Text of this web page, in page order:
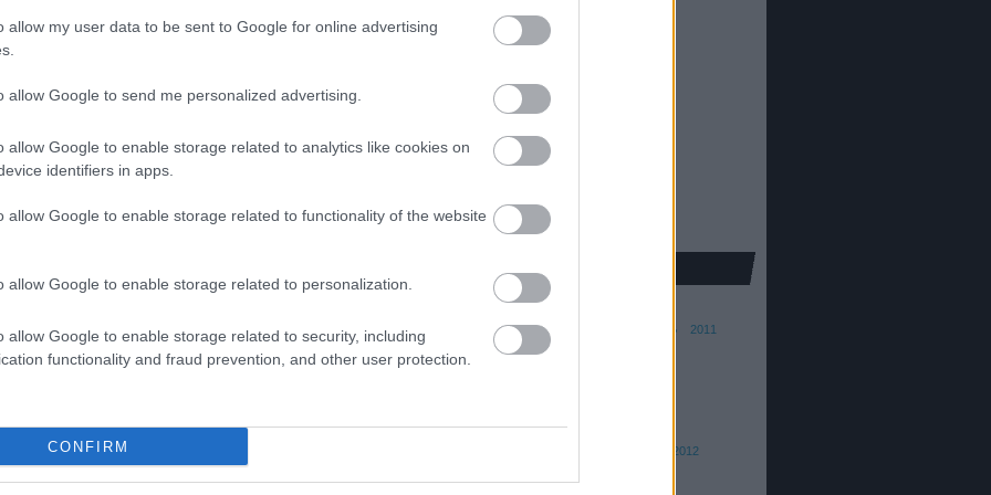
allow my user data to be sent to Google for online advertising
allow Google to send me personalized advertising.
allow Google to enable storage related to analytics like cookies on
identifiers in apps.
allow Google to enable storage related to functionality of the website
allow Google to enable storage related to personalization.
allow Google to enable storage related to security, including
functionality and fraud prevention, and other user protection.
CONFIRM
Aniston már 2002-ben a "Good Girl"-ben
Ezen kívül, sem a "Derailed", de a "Friends with
Válasz erre
az a típusú film, amely komoly versenyző lehet a
csak annyit tett, hogy nem tett semmi olyat, amit
kerestem, hogy ebben hol van Felicity Huffman,
jesszus! Nagyon kíváncsi leszek a szinkronjára,
nominee... és Sam Worthington. :D
81)
(5319
irodalom(22)
jatekhaz(
)
offtopic
30
zene
139
Zalaba Ferenc
2015 2014
2011
2010
2009
Németh Barna
2012
Cseh Dániel